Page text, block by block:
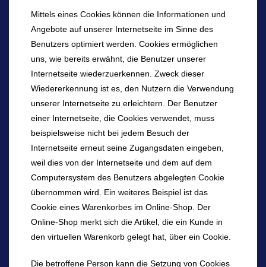
Mittels eines Cookies können die Informationen und
Angebote auf unserer Internetseite im Sinne des
Benutzers optimiert werden. Cookies ermöglichen
uns, wie bereits erwähnt, die Benutzer unserer
Internetseite wiederzuerkennen. Zweck dieser
Wiedererkennung ist es, den Nutzern die Verwendung
unserer Internetseite zu erleichtern. Der Benutzer
einer Internetseite, die Cookies verwendet, muss
beispielsweise nicht bei jedem Besuch der
Internetseite erneut seine Zugangsdaten eingeben,
weil dies von der Internetseite und dem auf dem
Computersystem des Benutzers abgelegten Cookie
übernommen wird. Ein weiteres Beispiel ist das
Cookie eines Warenkorbes im Online-Shop. Der
Online-Shop merkt sich die Artikel, die ein Kunde in
den virtuellen Warenkorb gelegt hat, über ein Cookie.
Die betroffene Person kann die Setzung von Cookies